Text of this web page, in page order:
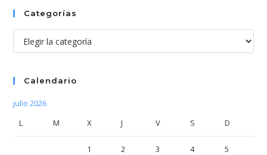
Categorías
Categorías
Calendario
julio 2026
L
M X J V S D
1 2 3 4 5